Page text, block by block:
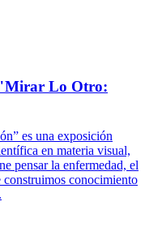
Lo Otro:
es una exposición
en materia visual,
pensar la enfermedad, el
conocimiento